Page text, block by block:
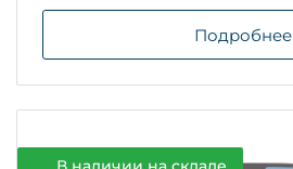
Подробнее